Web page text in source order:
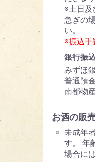
※土日及
急ぎの
い。
※振込手
銀行振
みずほ
普通預
南都物
お酒の販
未成年
す。 年
場合に